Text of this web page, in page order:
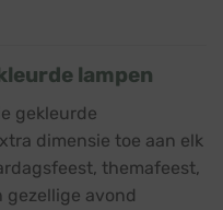
lampen
gekleurde
dimensie toe aan elk
themafeest,
gezellige avond